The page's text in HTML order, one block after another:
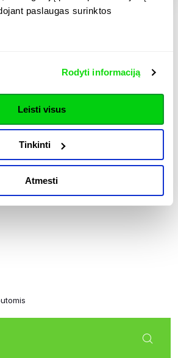
paslaugas surinktos
Rodyti informaciją
Leisti visus
Tinkinti
Atmesti
putomis privalumai?
kaina?
naudoti šiltinant iš vidaus?